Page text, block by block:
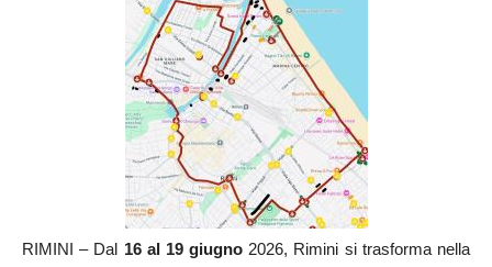
RIMINI – Dal 16 al 19 giugno 2026, Rimini si trasforma nella